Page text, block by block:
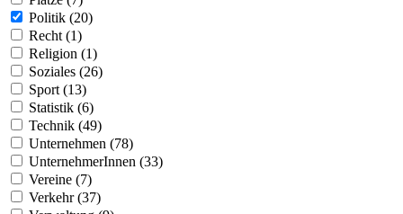
Politik (20)
Recht (1)
Religion (1)
Soziales (26)
Sport (13)
Statistik (6)
Technik (49)
Unternehmen (78)
UnternehmerInnen (33)
Vereine (7)
Verkehr (37)